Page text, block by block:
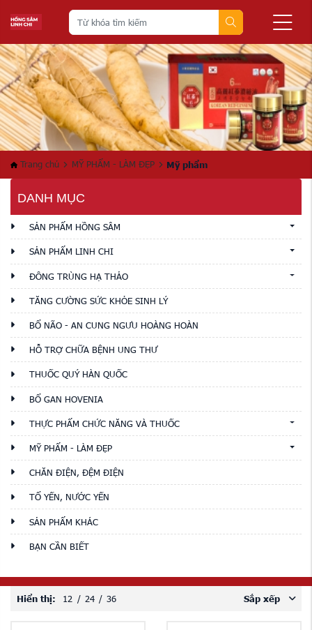
Trang chủ MỸ PHẨM - LÀM ĐẸP Mỹ phẩm
DANH MỤC
SẢN PHẨM HỒNG SÂM
SẢN PHẨM LINH CHI
ĐÔNG TRÙNG HẠ THẢO
TĂNG CƯỜNG SỨC KHỎE SINH LÝ
BỔ NÃO - AN CUNG NGƯU HOÀNG HOÀN
HỖ TRỢ CHỮA BỆNH UNG THƯ
THUỐC QUÝ HÀN QUỐC
BỔ GAN HOVENIA
THỰC PHẨM CHỨC NĂNG VÀ THUỐC
MỸ PHẨM - LÀM ĐẸP
CHĂN ĐIỆN, ĐỆM ĐIỆN
TỔ YẾN, NƯỚC YẾN
SẢN PHẨM KHÁC
BẠN CẦN BIẾT
Hiển thị: 12 / 24 / 36 Sắp xếp